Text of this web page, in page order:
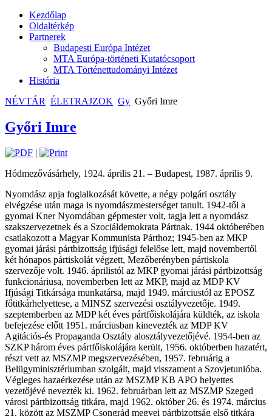
Kezdőlap
Oldaltérkép
Partnerek
Budapesti Európa Intézet
MTA Európa-történeti Kutatócsoport
MTA Történettudományi Intézet
História
NÉVTÁR ÉLETRAJZOK Gy Győri Imre
Győri Imre
|
Hódmezővásárhely, 1924. április 21. – Budapest, 1987. április 9.
Nyomdász apja foglalkozását követte, a négy polgári osztály
elvégzése után maga is nyomdászmesterséget tanult. 1942-től a
gyomai Kner Nyomdában gépmester volt, tagja lett a nyomdász
szakszervezetnek és a Szociáldemokrata Pártnak. 1944 októberében
csatlakozott a Magyar Kommunista Párthoz; 1945-ben az MKP
gyomai járási pártbizottság ifjúsági felelőse lett, majd novembertől
két hónapos pártiskolát végzett, Mezőberényben pártiskola
szervezője volt. 1946. áprilistól az MKP gyomai járási pártbizottság
funkcionáriusa, novemberben lett az MKP, majd az MDP KV
Ifjúsági Titkársága munkatársa, majd 1949. márciustól az EPOSZ
főtitkárhelyettese, a MINSZ szervezési osztályvezetője. 1949.
szeptemberben az MDP két éves pártfőiskolájára küldték, az iskola
befejezése előtt 1951. márciusban kinevezték az MDP KV
Agitációs-és Propaganda Osztály alosztályvezetőjévé. 1954-ben az
SZKP három éves pártfőiskolájára került, 1956. októberben hazatért,
részt vett az MSZMP megszervezésében, 1957. februárig a
Belügyminisztériumban szolgált, majd visszament a Szovjetunióba.
Végleges hazaérkezése után az MSZMP KB APO helyettes
vezetőjévé nevezték ki. 1962. februárban lett az MSZMP Szeged
városi pártbizottság titkára, majd 1962. október 26. és 1974. március
21. között az MSZMP Csongrád megyei pártbizottság első titkára